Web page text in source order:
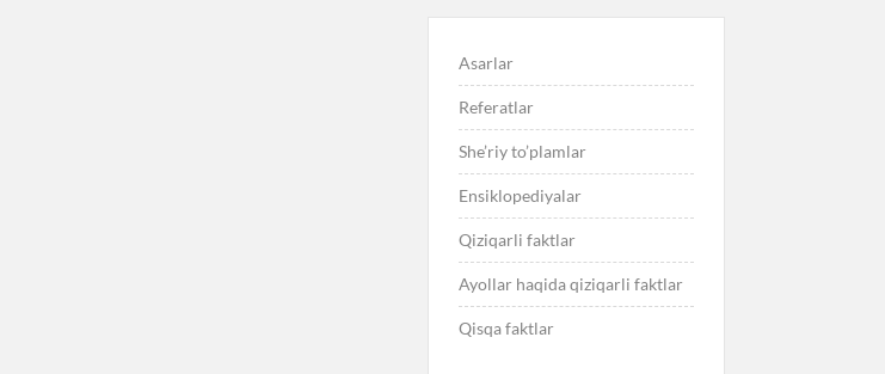
Asarlar
Referatlar
She’riy to’plamlar
Ensiklopediyalar
Qiziqarli faktlar
Ayollar haqida qiziqarli faktlar
Qisqa faktlar